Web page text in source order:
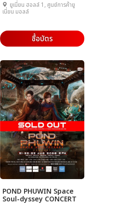
ยูเนี่ยน ฮอลล์ 1, ศูนย์การค้ายู
เนี่ยน มอลล์
ซื้อบัตร
POND PHUWIN Space
Soul-dyssey CONCERT